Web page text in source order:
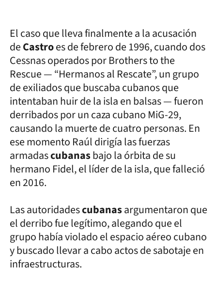
El caso que lleva finalmente a la acusación
deCastroes de febrero de 1996, cuando dos
Cessnas operados por Brothers to the
Rescue — “Hermanos al Rescate”, un grupo
de exiliados que buscaba cubanos que
intentaban huir de la isla en balsas — fueron
derribados por un caza cubano MiG-29,
causando la muerte de cuatro personas. En
ese momento Raúl dirigía las fuerzas
armadascubanasbajo la órbita de su
hermano Fidel, el líder de la isla, que falleció
en 2016.
Las autoridadescubanasargumentaron que
el derribo fue legítimo, alegando que el
grupo había violado el espacio aéreo cubano
y buscado llevar a cabo actos de sabotaje en
infraestructuras.